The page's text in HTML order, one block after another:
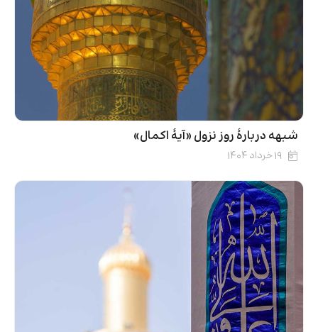
شبهه دربارۀ روز نزول «آیۀ اکمال»
۱۹ خرداد ۱۴۰۴